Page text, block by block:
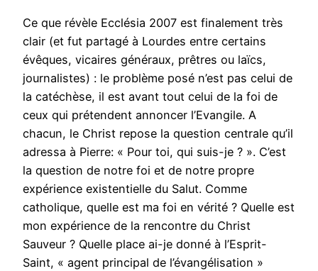
Ce que révèle Ecclésia 2007 est finalement très
clair (et fut partagé à Lourdes entre certains
évêques, vicaires généraux, prêtres ou laïcs,
journalistes) : le problème posé n’est pas celui de
la catéchèse, il est avant tout celui de la foi de
ceux qui prétendent annoncer l’Evangile. A
chacun, le Christ repose la question centrale qu’il
adressa à Pierre: « Pour toi, qui suis-je ? ». C’est
la question de notre foi et de notre propre
expérience existentielle du Salut. Comme
catholique, quelle est ma foi en vérité ? Quelle est
mon expérience de la rencontre du Christ
Sauveur ? Quelle place ai-je donné à l’Esprit-
Saint, « agent principal de l’évangélisation »